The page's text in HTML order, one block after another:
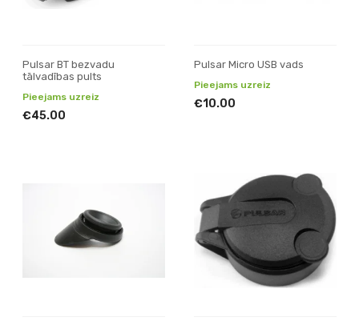
Pulsar BT bezvadu
tālvadības pults
Pieejams uzreiz
€45.00
Pulsar Micro USB vads
Pieejams uzreiz
€10.00